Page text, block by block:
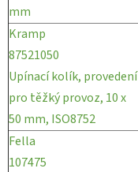
mm
Kramp
87521050
Upínací kolík, provedení
pro těžký provoz, 10 x
50 mm, ISO8752
Fella
107475